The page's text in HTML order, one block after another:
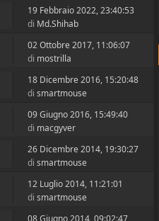
19 Febbraio 2022, 23:40:53
di Md.Shihab
02 Ottobre 2017, 11:06:07
di mostrilla
18 Dicembre 2016, 15:20:48
di smartmouse
09 Giugno 2016, 15:49:40
di macgyver
26 Dicembre 2014, 19:30:27
di smartmouse
12 Luglio 2014, 11:21:01
di smartmouse
08 Giugno 2014, 09:02:47